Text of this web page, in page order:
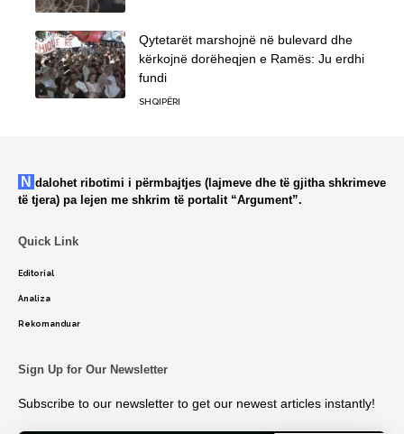
Qytetarët marshojnë në bulevard dhe
kërkojnë dorëheqjen e Ramës: Ju erdhi
fundi
SHQIPËRI
Ndalohet ribotimi i përmbajtjes (lajmeve dhe të gjitha shkrimeve
të tjera) pa lejen me shkrim të portalit “Argument”.
Quick Link
Editorial
Analiza
Rekomanduar
Sign Up for Our Newsletter
Subscribe to our newsletter to get our newest articles instantly!